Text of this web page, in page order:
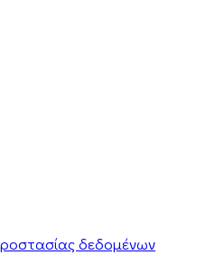
δεδομένων